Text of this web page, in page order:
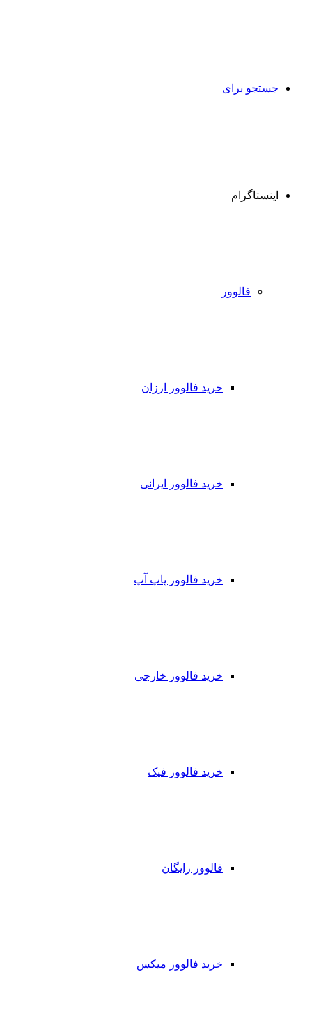
جستجو برای
اینستاگرام
فالوور
خرید فالوور ارزان
خرید فالوور ایرانی
خرید فالوور پاپ آپ
خرید فالوور خارجی
خرید فالوور فیک
فالوور رایگان
خرید فالوور میکس